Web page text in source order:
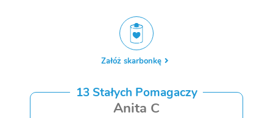
Załóż skarbonkę
13 Stałych Pomagaczy
Anita C